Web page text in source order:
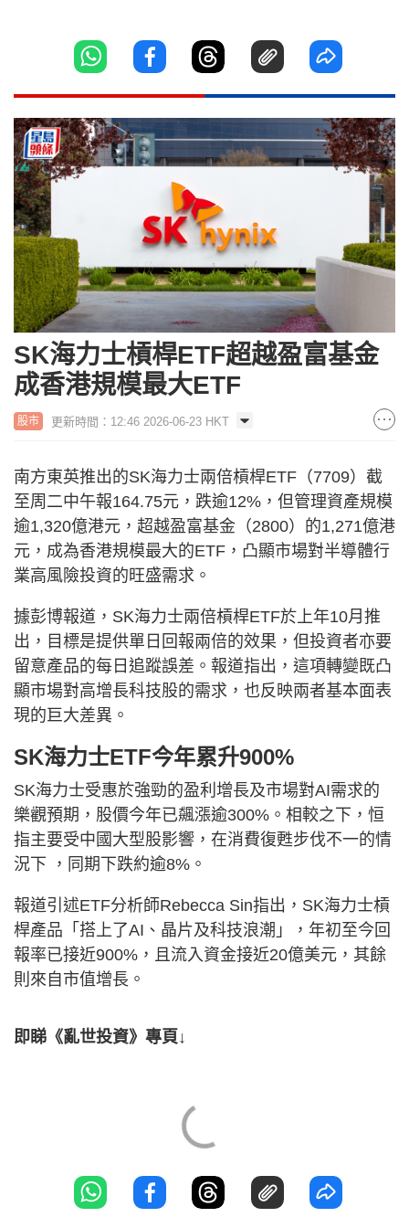
SK海力士槓桿ETF超越盈富基金
成香港規模最大ETF
股市 更新時間：12:46 2026-06-23 HKT
南方東英推出的SK海力士兩倍槓桿ETF（7709）截
至周二中午報164.75元，跌逾12%，但管理資產規模
逾1,320億港元，超越盈富基金（2800）的1,271億港
元，成為香港規模最大的ETF，凸顯市場對半導體行
業高風險投資的旺盛需求。
據彭博報道，SK海力士兩倍槓桿ETF於上年10月推
出，目標是提供單日回報兩倍的效果，但投資者亦要
留意產品的每日追蹤誤差。報道指出，這項轉變既凸
顯市場對高增長科技股的需求，也反映兩者基本面表
現的巨大差異。
SK海力士ETF今年累升900%
SK海力士受惠於強勁的盈利增長及市場對AI需求的
樂觀預期，股價今年已飆漲逾300%。相較之下，恒
指主要受中國大型股影響，在消費復甦步伐不一的情
況下 ，同期下跌約逾8%。
報道引述ETF分析師Rebecca Sin指出，SK海力士槓
桿產品「搭上了AI、晶片及科技浪潮」，年初至今回
報率已接近900%，且流入資金接近20億美元，其餘
則來自市值增長。
即睇《亂世投資》專頁↓